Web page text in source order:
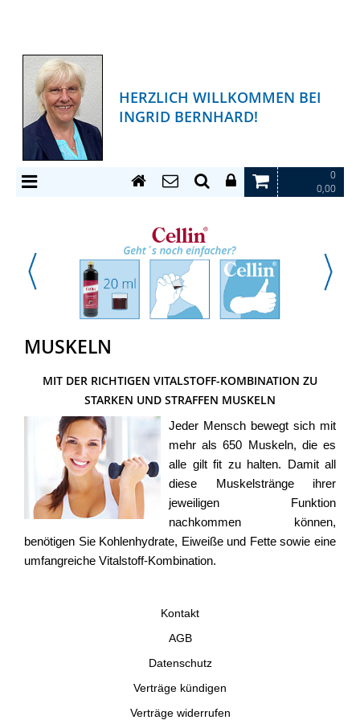
HERZLICH WILLKOMMEN BEI
INGRID BERNHARD!
0
0,00
MUSKELN
MIT DER RICHTIGEN VITALSTOFF-KOMBINATION ZU
STARKEN UND STRAFFEN MUSKELN
Jeder Mensch bewegt sich mit
mehr als 650 Muskeln, die es
alle gilt fit zu halten. Damit all
diese Muskelstränge ihrer
jeweiligen Funktion
nachkommen können,
benötigen Sie Kohlenhydrate, Eiweiße und Fette sowie eine
umfangreiche Vitalstoff-Kombination.
Kontakt
AGB
Datenschutz
Verträge kündigen
Verträge widerrufen